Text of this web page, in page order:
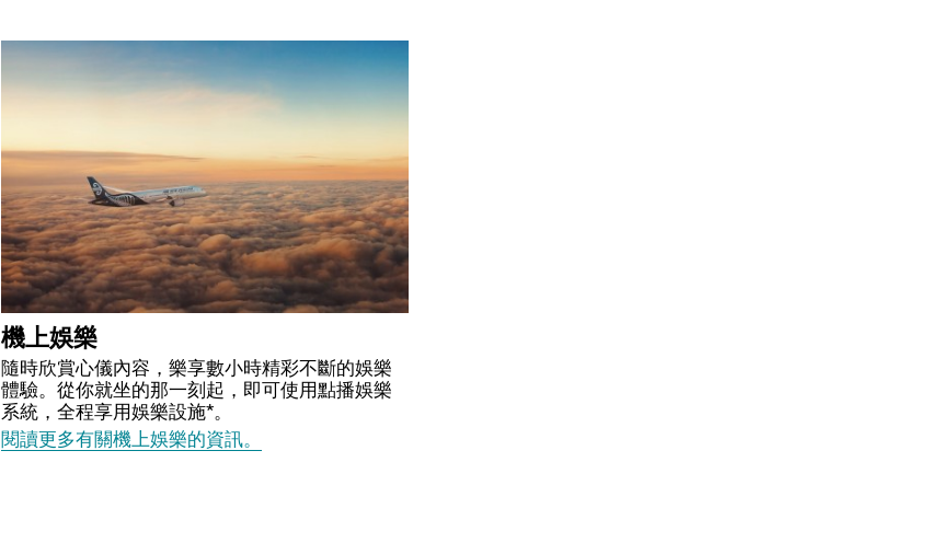
機上娛樂
隨時欣賞心儀內容，樂享數小時精彩不斷的娛樂
體驗。從你就坐的那一刻起，即可使用點播娛樂
系統，全程享用娛樂設施*。
閱讀更多有關機上娛樂的資訊。